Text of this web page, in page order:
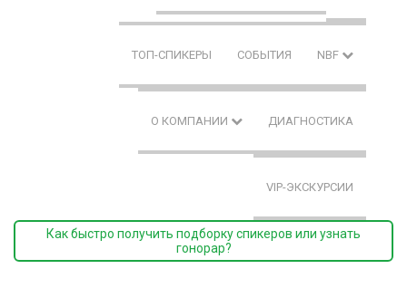
ТОП-СПИКЕРЫ СОБЫТИЯ NBF
О КОМПАНИИ ДИАГНОСТИКА
VIP-ЭКСКУРСИИ
Как быстро получить подборку спикеров или узнать
гонорар?